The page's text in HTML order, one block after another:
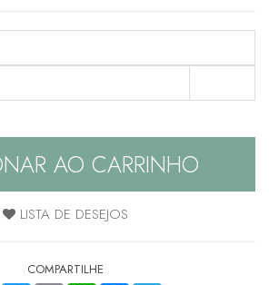
AO CARRINHO
LISTA DE DESEJOS
COMPARTILHE